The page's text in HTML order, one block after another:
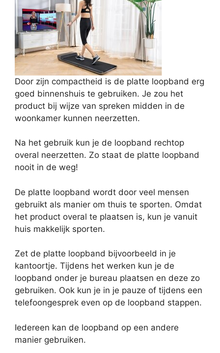
Door zijn compactheid is de platte loopband erg
goed binnenshuis te gebruiken. Je zou het
product bij wijze van spreken midden in de
woonkamer kunnen neerzetten.
Na het gebruik kun je de loopband rechtop
overal neerzetten. Zo staat de platte loopband
nooit in de weg!
De platte loopband wordt door veel mensen
gebruikt als manier om thuis te sporten. Omdat
het product overal te plaatsen is, kun je vanuit
huis makkelijk sporten.
Zet de platte loopband bijvoorbeeld in je
kantoortje. Tijdens het werken kun je de
loopband onder je bureau plaatsen en deze zo
gebruiken. Ook kun je in je pauze of tijdens een
telefoongesprek even op de loopband stappen.
Iedereen kan de loopband op een andere
manier gebruiken.